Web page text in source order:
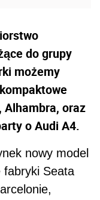
do grupy
możemy
Alhambra, oraz
o Audi A4.
nowy model
fabryki Seata